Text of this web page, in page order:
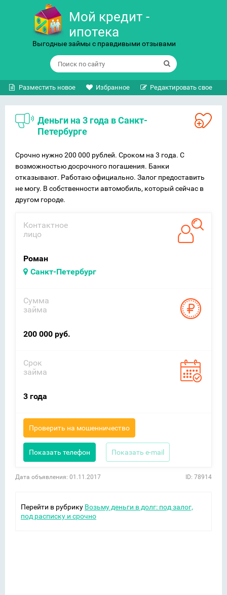
Мой кредит -
ипотека
Выгодные займы с правдивыми отзывами
Разместить новое Избранное Редактировать свое
Деньги на 3 года в Санкт-
Петербурге
Срочно нужно 200 000 рублей. Сроком на 3 года. С
возможностью досрочного погашения. Банки
отказывают. Работаю официально. Залог предоставить
не могу. В собственности автомобиль, который сейчас в
другом городе.
Контактное
лицо
Роман
Санкт-Петербург
Сумма
займа
200 000 руб.
Срок
займа
3 года
Проверить на мошенничество
Показать телефон Показать e-mail
Дата объявления: 01.11.2017 ID: 78914
Перейти в рубрику Возьму деньги в долг: под залог,
под расписку и срочно